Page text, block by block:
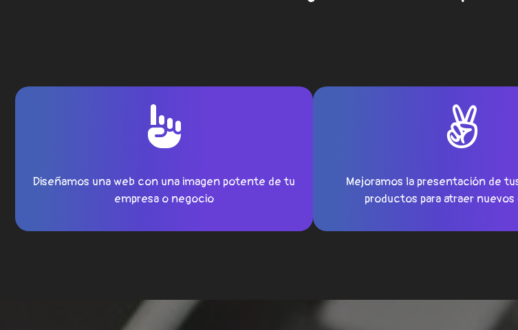
Diseñamos una web con una imagen potente de tu
empresa o negocio
Mejoramos la presentación de
productos para atraer